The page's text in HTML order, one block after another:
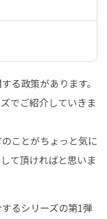
る政策があります。
でご紹介していきま
ことがちょっと気に
て頂ければと思いま
るシリーズの第1弾